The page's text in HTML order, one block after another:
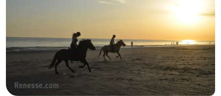
nuit
-
Port
Greve
Zeeuwse
Campings